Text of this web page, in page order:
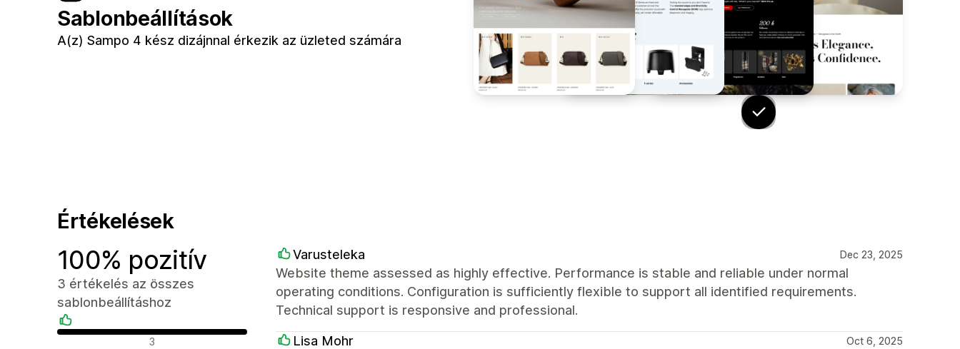
Sablonbeállítások
A(z) Sampo 4 kész dizájnnal érkezik az üzleted számára
Értékelések
100% pozitív
3 értékelés az összes
sablonbeállításhoz
Pozitív értékelések
3
Varusteleka Dec 23, 2025
Website theme assessed as highly effective. Performance is stable and reliable under normal
operating conditions. Configuration is sufficiently flexible to support all identified requirements.
Technical support is responsive and professional.
Lisa Mohr Oct 6, 2025